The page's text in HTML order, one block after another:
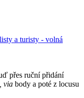
a turisty - volná
přes ruční přidání
via body a poté z locusu